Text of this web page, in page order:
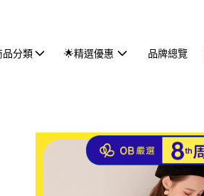
品分類 🌟精選優惠 品牌總覽